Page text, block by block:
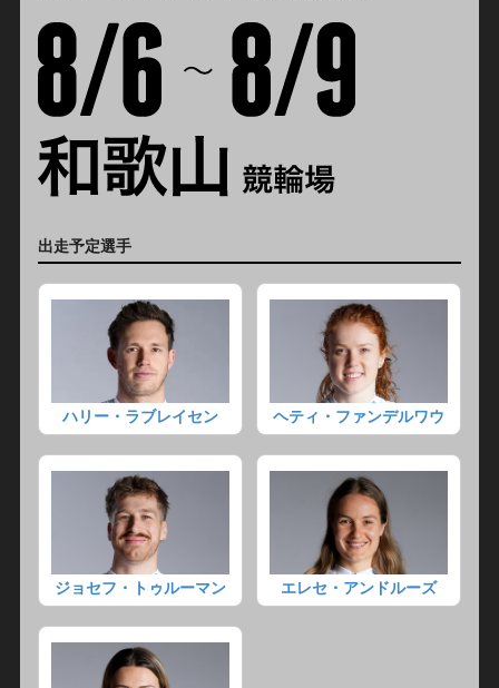
出走予定選手
ハリー・ラブレイセン ヘティ・ファンデルワウ
ジョセフ・トゥルーマン エレセ・アンドルーズ